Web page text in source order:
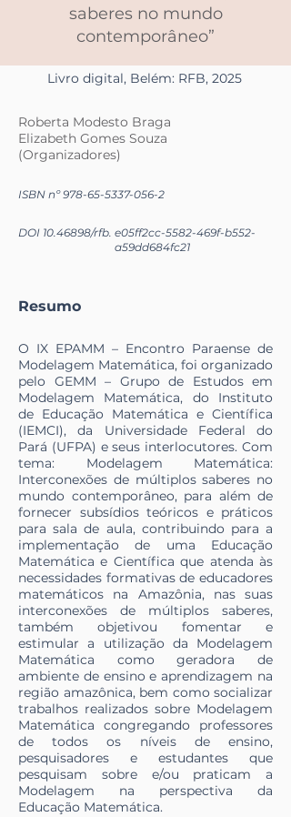
saberes no mundo
contemporâneo”
Livro digital, Belém: RFB, 2025
Roberta Modesto Braga
Elizabeth Gomes Souza
(Organizadores)
ISBN nº978-65-5337-056-2
DOI 10.46898/rfb. e05ff2cc-5582-469f-b552-
a59dd684fc21
Resumo
O IX EPAMM – Encontro Paraense de
Modelagem Matemática, foi organizado
pelo GEMM – Grupo de Estudos em
Modelagem Matemática, do Instituto
de Educação Matemática e Científica
(IEMCI), da Universidade Federal do
Pará (UFPA) e seus interlocutores. Com
tema: Modelagem Matemática:
Interconexões de múltiplos saberes no
mundo contemporâneo, para além de
fornecer subsídios teóricos e práticos
para sala de aula, contribuindo para a
implementação de uma Educação
Matemática e Científica que atenda às
necessidades formativas de educadores
matemáticos na Amazônia, nas suas
interconexões de múltiplos saberes,
também objetivou fomentar e
estimular a utilização da Modelagem
Matemática como geradora de
ambiente de ensino e aprendizagem na
região amazônica, bem como socializar
trabalhos realizados sobre Modelagem
Matemática congregando professores
de todos os níveis de ensino,
pesquisadores e estudantes que
pesquisam sobre e/ou praticam a
Modelagem na perspectiva da
Educação Matemática.